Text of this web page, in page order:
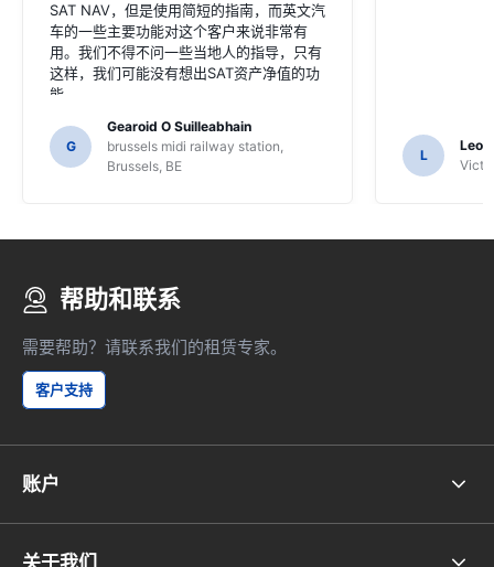
SAT NAV，但是使用简短的指南，而英文汽
车的一些主要功能对这个客户来说非常有
用。我们不得不问一些当地人的指导，只有
这样，我们可能没有想出SAT资产净值的功
能。
G
Gearoid O Suilleabhain
brussels midi railway station,
Brussels, BE
L
帮助和联系
需要帮助？请联系我们的租赁专家。
客户支持
账户
关于我们